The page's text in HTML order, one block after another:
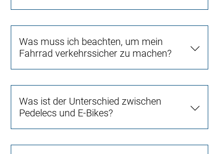
Was muss ich beachten, um mein
Fahrrad verkehrssicher zu machen?
Was ist der Unterschied zwischen
Pedelecs und E-Bikes?